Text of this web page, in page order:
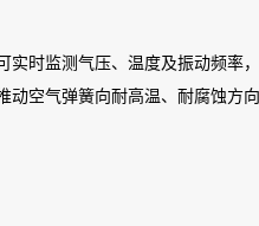
实时监测气压、温度及振动频率
动空气弹簧向耐高温、耐腐蚀方